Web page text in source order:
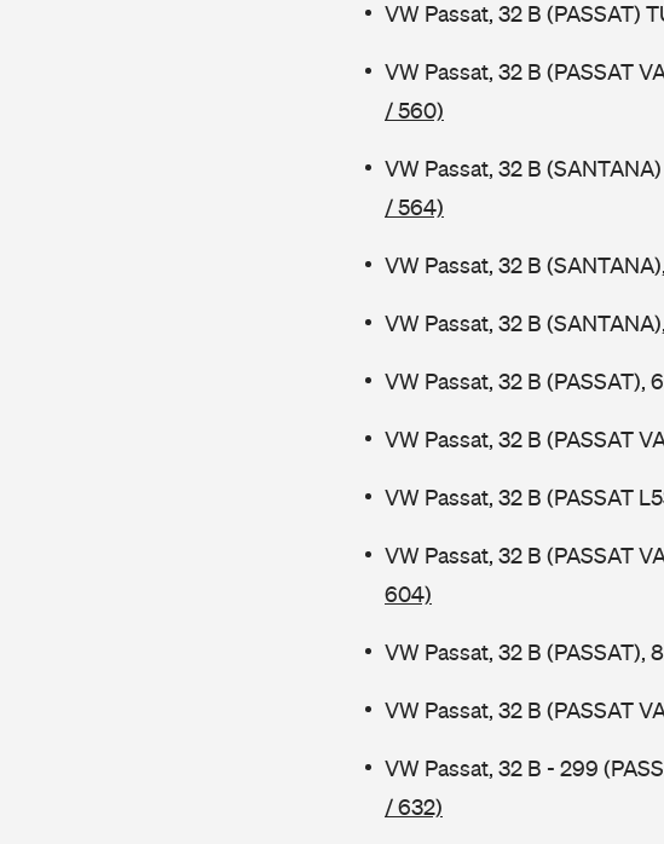
VW Passat, 32 B (PASSAT)
VW Passat, 32 B (PASSAT
/ 560)
VW Passat, 32 B
/ 564)
VW Passat, 32 B
VW Passat, 32 B
VW Passat, 32 B (PASSAT),
VW Passat, 32 B (PASSAT
VW Passat, 32 B (PASSAT
VW Passat, 32 B (PASSAT
604)
VW Passat, 32 B (PASSAT),
VW Passat, 32 B (PASSAT
VW Passat, 32 B - 299
/ 632)